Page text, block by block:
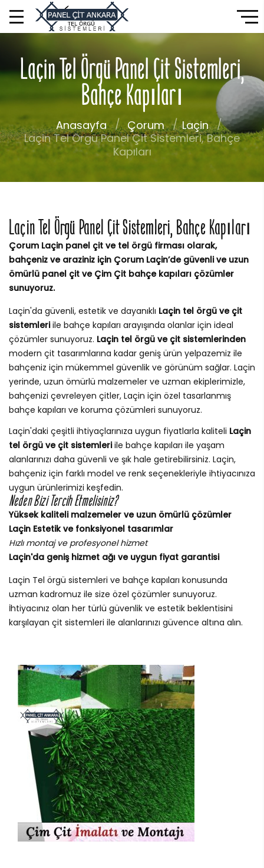
Laçin Tel Örgü Panel Çit Sistemleri,
Bahçe Kapıları
Anasayfa Çorum
Laçin
Laçin Tel Örgü Panel Çit Sistemleri, Bahçe
Kapıları
Laçin Tel Örgü Panel Çit Sistemleri, Bahçe Kapıları
Çorum Laçin panel çit ve tel örgü firması olarak,
bahçeniz ve araziniz için Çorum Laçin’de güvenli ve uzun
ömürlü panel çit ve Çim Çit bahçe kapıları çözümler
sunuyoruz.
Laçin'da güvenli, estetik ve dayanıklı Laçin tel örgü ve çit
sistemleriile bahçe kapıları arayışında olanlar için ideal
çözümler sunuyoruz. Laçin tel örgü ve çit sistemlerinden
modern çit tasarımlarına kadar geniş ürün yelpazemiz ile
bahçeniz için mükemmel güvenlik ve görünüm sağlar. Laçin
yerinde, uzun ömürlü malzemeler ve uzman ekiplerimizle,
bahçenizi çevreleyen çitler, Laçin için özel tasarlanmış
bahçe kapıları ve koruma çözümleri sunuyoruz.
Laçin'daki çeşitli ihtiyaçlarınıza uygun fiyatlarla kaliteli Laçin
tel örgü ve çit sistemleriile bahçe kapıları ile yaşam
alanlarınızı daha güvenli ve şık hale getirebilirsiniz. Laçin,
bahçeniz için farklı model ve renk seçenekleriyle ihtiyacınıza
uygun ürünlerimizi keşfedin.
Neden Bizi Tercih Etmelisiniz?
Yüksek kaliteli malzemeler ve uzun ömürlü çözümler
Laçin Estetik ve fonksiyonel tasarımlar
Hızlı montaj ve profesyonel hizmet
Laçin'da geniş hizmet ağı ve uygun fiyat garantisi
Laçin Tel örgü sistemleri ve bahçe kapıları konusunda
uzman kadromuz ile size özel çözümler sunuyoruz.
İhtiyacınız olan her türlü güvenlik ve estetik beklentisini
karşılayan çit sistemleri ile alanlarınızı güvence altına alın.